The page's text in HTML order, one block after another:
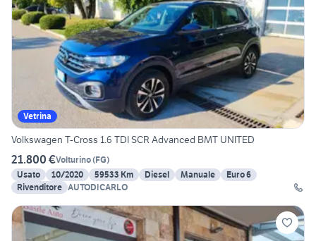
Vetrina
Volkswagen T-Cross 1.6 TDI SCR Advanced BMT UNITED
21.800 €Volturino(FG)
Usato
10/2020 59533 Km Diesel Manuale
Euro 6
Rivenditore AUTODICARLO